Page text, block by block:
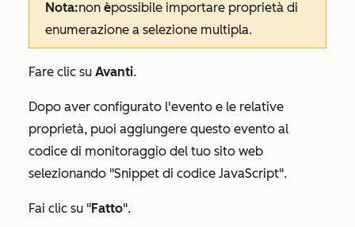
Nota:non èpossibile importare proprietà di
enumerazione a selezione multipla.
Fare clic su Avanti.
Dopo aver configurato l'evento e le relative
proprietà, puoi aggiungere questo evento al
codice di monitoraggio del tuo sito web
selezionando "Snippet di codice JavaScript".
Fai clic su "Fatto".